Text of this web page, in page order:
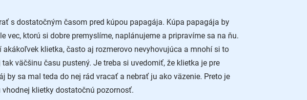
s dostatočným časom pred kúpou papagája. Kúpa papagája by
vec, ktorú si dobre premyslíme, naplánujeme a pripravíme sa na ňu.
klietka, často aj rozmerovo nevyhovujúca a mnohí si to
väčšinu času pustený. Je treba si uvedomiť, že klietka je pre
by sa mal teda do nej rád vracať a nebrať ju ako väzenie. Preto je
klietky dostatočnú pozornosť.